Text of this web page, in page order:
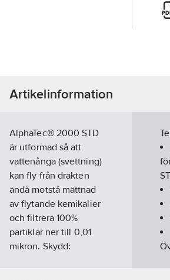
Artikelinformation
AlphaTec® 2000 STD
är utformad så att
vattenånga (svettning)
kan fly från dräkten
ändå motstå mättnad
av flytande kemikalier
och filtrera 100%
partiklar ner till 0,01
mikron. Skydd: